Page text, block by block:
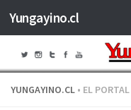
Saltar al contenido
Yungayino.cl
YUNGAYINO.CL • EL